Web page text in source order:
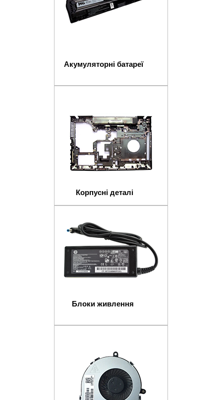
Акумуляторні батареї
Корпусні деталі
Блоки живлення